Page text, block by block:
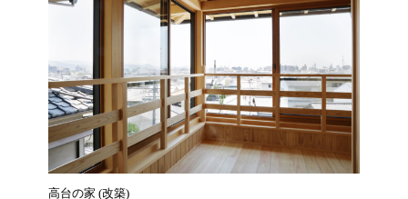
高台の家 (改築)